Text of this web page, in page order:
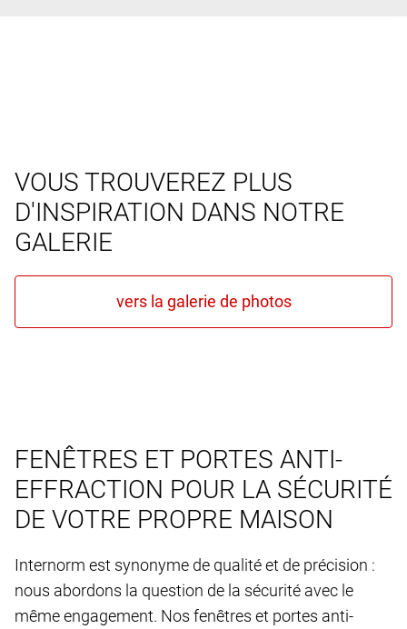
VOUS TROUVEREZ PLUS
D'INSPIRATION DANS NOTRE
GALERIE
FENÊTRES ET PORTES ANTI-
EFFRACTION POUR LA SÉCURITÉ
DE VOTRE PROPRE MAISON
Internorm est synonyme de qualité et de précision :
nous abordons la question de la sécurité avec le
même engagement. Nos fenêtres et portes anti-